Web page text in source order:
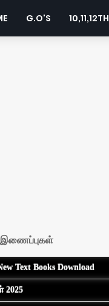
G.O'S 10,11,12TH
இணைப்புகள்
Text Books Download
2025